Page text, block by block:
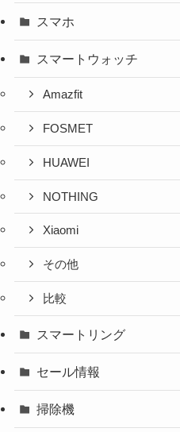
スマホ
スマートウォッチ
Amazfit
FOSMET
HUAWEI
NOTHING
Xiaomi
その他
比較
スマートリング
セール情報
掃除機